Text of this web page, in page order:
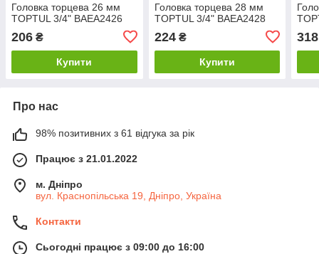
Головка торцева 26 мм
TOPTUL 3/4" BAEA2426
206 ₴
Купити
Головка торцева 28 мм
TOPTUL 3/4" BAEA2428
224₴
Купити
318
Про нас
98% позитивних з 61 відгука за рік
Працює з 21.01.2022
м. Дніпро
вул. Краснопільська 19, Дніпро, Україна
Контакти
Сьогодні працює з 09:00 до 16:00